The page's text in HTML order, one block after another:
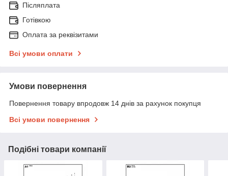
Післяплата
Готівкою
Оплата за реквізитами
Всі умови оплати
Умови повернення
Повернення товару впродовж 14 днів за рахунок покупця
Всі умови повернення
Подібні товари компанії